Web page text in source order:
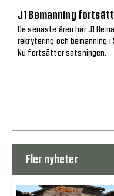
J1 Bemanning
De senaste åren har J1
rekrytering och bemanning i
Nu fortsätter satsningen.
Fler nyheter